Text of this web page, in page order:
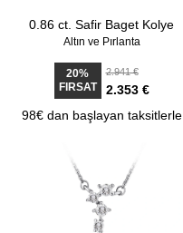
0.86 ct. Safir Baget Kolye
Altın ve Pırlanta
20%
FIRSAT
2.941 €
2.353 €
98€ dan başlayan taksitlerle